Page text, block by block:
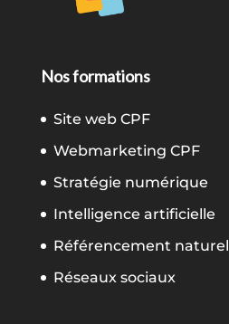
Nos formations
Site web CPF
Webmarketing CPF
Stratégie numérique
Intelligence artificielle
Référencement naturel
Réseaux sociaux